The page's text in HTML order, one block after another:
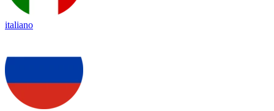
italiano